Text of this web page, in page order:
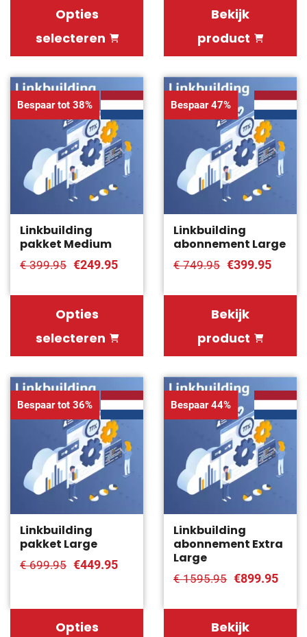
Opties
selecteren
Bekijk
product
Bespaar tot 38%
Linkbuilding
pakket Medium
€ 399.95 €249.95
Opties
selecteren
Bespaar 47%
Linkbuilding
abonnement Large
€ 749.95 €399.95
Bekijk
product
Bespaar tot 36%
Linkbuilding
pakket Large
€ 699.95 €449.95
Opties
Bespaar 44%
Linkbuilding
abonnement Extra
Large
€ 1595.95 €899.95
Bekijk